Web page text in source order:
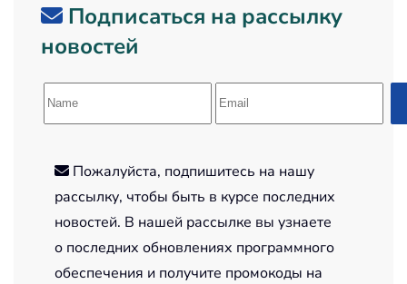
Подписаться на рассылку
новостей
Пожалуйста, подпишитесь на нашу
рассылку, чтобы быть в курсе последних
новостей. В нашей рассылке вы узнаете
о последних обновлениях программного
обеспечения и получите промокоды на